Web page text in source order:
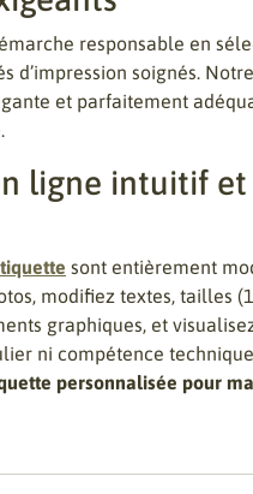
responsable en
d’impression soignés.
et parfaitement
ligne intuitif
sont entièrement
modifiez textes, tailles
graphiques, et
ni compétence
personnalisée pour